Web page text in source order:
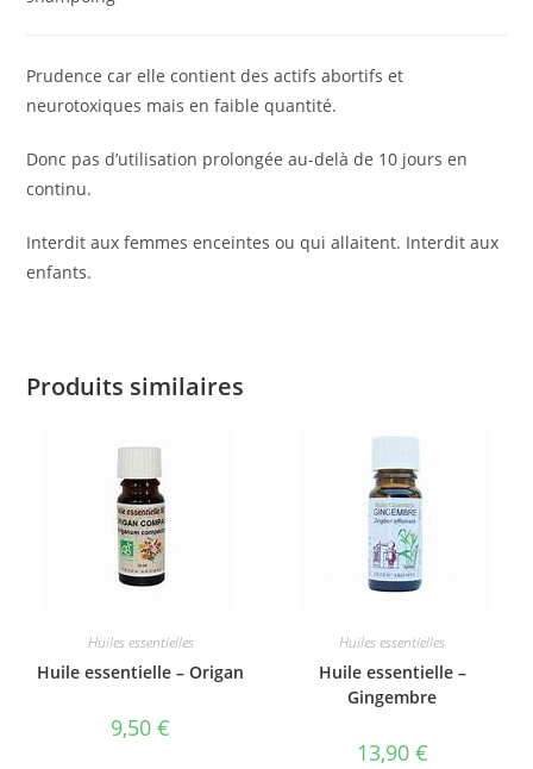
Prudence car elle contient des actifs abortifs et
neurotoxiques mais en faible quantité.
Donc pas d’utilisation prolongée au-delà de 10 jours en
continu.
Interdit aux femmes enceintes ou qui allaitent. Interdit aux
enfants.
Produits similaires
Huiles essentielles
Huile essentielle – Origan
9,50€
Huiles essentielles
Huile essentielle –
Gingembre
13,90 €